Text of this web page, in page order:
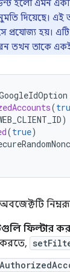
হলো এমন একটি
দিয়েছে।
প্রযোজ্য হয়।
তখন তাকে
(
)
(true)
অবজেক্টটি
ফিল্টার